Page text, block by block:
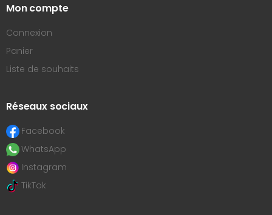
Mon compte
Connexion
Panier
Liste de souhaits
Réseaux sociaux
Facebook
WhatsApp
Instagram
TikTok